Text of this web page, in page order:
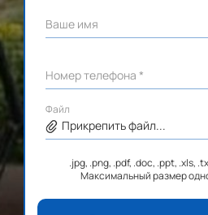
Ваше имя
Номер телефона *
Файл
Прикрепить файл...
.jpg, .png, .pdf, .doc, .ppt, .xls,
Максимальный размер